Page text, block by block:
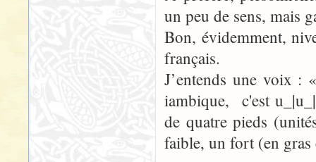
un peu de sens, mais
Bon, évidemment,
français.
J’entends une voix :
iambique, c'est
de quatre pieds
faible, un fort (en gras